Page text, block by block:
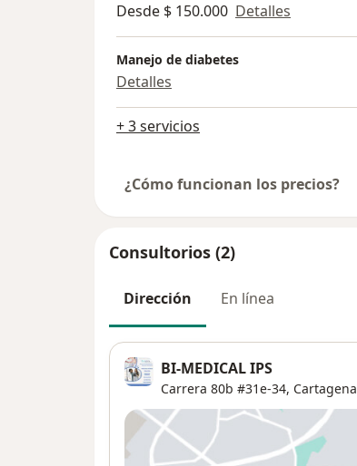
Desde $ 150.000 Detalles
Manejo de diabetes
Detalles
+ 3 servicios
¿Cómo funcionan los precios?
Consultorios (2)
Dirección En línea
BI-MEDICAL IPS
Carrera 80b #31e-34, Cartagena